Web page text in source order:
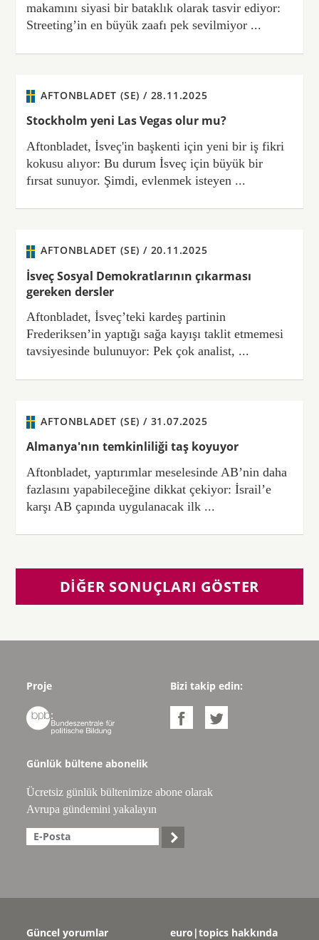
makamını siyasi bir bataklık olarak tasvir ediyor:
Streeting’in en büyük zaafı pek sevilmiyor ...
AFTONBLADET (SE) / 28.11.2025
Stockholm yeni Las Vegas olur mu?
Aftonbladet, İsveç'in başkenti için yeni bir iş fikri
kokusu alıyor: Bu durum İsveç için büyük bir
fırsat sunuyor. Şimdi, evlenmek isteyen ...
AFTONBLADET (SE) / 20.11.2025
İsveç Sosyal Demokratlarının çıkarması
gereken dersler
Aftonbladet, İsveç’teki kardeş partinin
Frederiksen’in yaptığı sağa kayışı taklit etmemesi
tavsiyesinde bulunuyor: Pek çok analist, ...
AFTONBLADET (SE) / 31.07.2025
Almanya'nın temkinliliği taş koyuyor
Aftonbladet, yaptırımlar meselesinde AB’nin daha
fazlasını yapabileceğine dikkat çekiyor: İsrail’e
karşı AB çapında uygulanacak ilk ...
DIĞER SONUÇLARI GÖSTER
Proje

Bizi takip edin:
 
Günlük bültene abonelik
Ücretsiz günlük bültenimize abone olarak
Avrupa gündemini yakalayın

Güncel yorumlar euro|topics hakkında